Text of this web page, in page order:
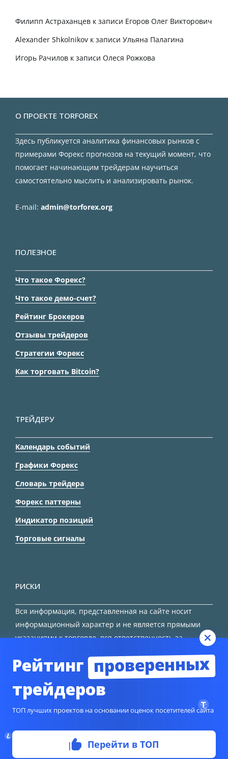
Филипп Астраханцев к записи Егоров Олег Викторович
Alexander Shkolnikov к записи Ульяна Палагина
Игорь Рачилов к записи Олеся Рожкова
О ПРОЕКТЕ TORFOREX
Здесь публикуется аналитика финансовых рынков с
примерами Форекс прогнозов на текущий момент, что
помогает начинающим трейдерам научиться
самостоятельно мыслить и анализировать рынок.
E-mail: admin@torforex.org
ПОЛЕЗНОЕ
Что такое Форекс?
Что такое демо-счет?
Рейтинг Брокеров
Отзывы трейдеров
Стратегии Форекс
Как торговать Bitcoin?
ТРЕЙДЕРУ
Календарь событий
Графики Форекс
Словарь трейдера
Форекс паттерны
Индикатор позиций
Торговые сигналы
РИСКИ
Вся информация, представленная на сайте носит
информационный характер и не является прямыми
указаниями к торговле, вся ответственность за
© Copyright 2024TORFOREX.COM
Рейтинг проверенных
трейдеров
ТОП лучших проектов на основании оценок посетителей сайта
Перейти в ТОП